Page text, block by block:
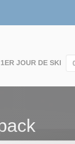
1ER JOUR DE SKI